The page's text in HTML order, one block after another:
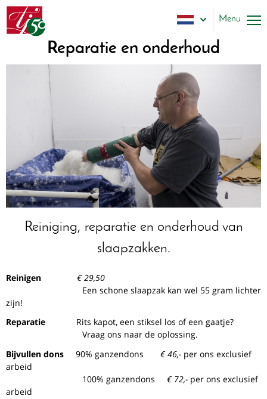
Overslaan
en
naar
gaan
Tatteljee
Menu
Dutch
Slapen
Overige
Reparatie
Over ons
Contact
Reparatie en onderhoud
Reiniging, reparatie en onderhoud van
slaapzakken.
Reinigen € 29,50
Een schone slaapzak kan wel 55 gram lichter
zijn!
Reparatie
Rits kapot, een stiksel los of een gaatje?
Vraag ons naar de oplossing.
Bijvullen dons 90% ganzendons € 46,- per ons exclusief
arbeid
100% ganzendons € 72,- per ons exclusief
arbeid